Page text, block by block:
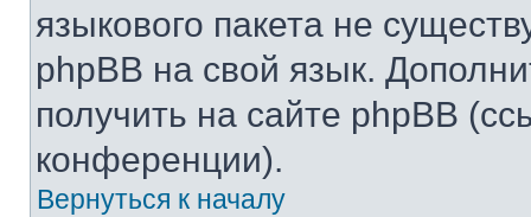
языкового пакета не
phpBB на свой язык.
получить на сайте phpBB
конференции).
Вернуться к началу